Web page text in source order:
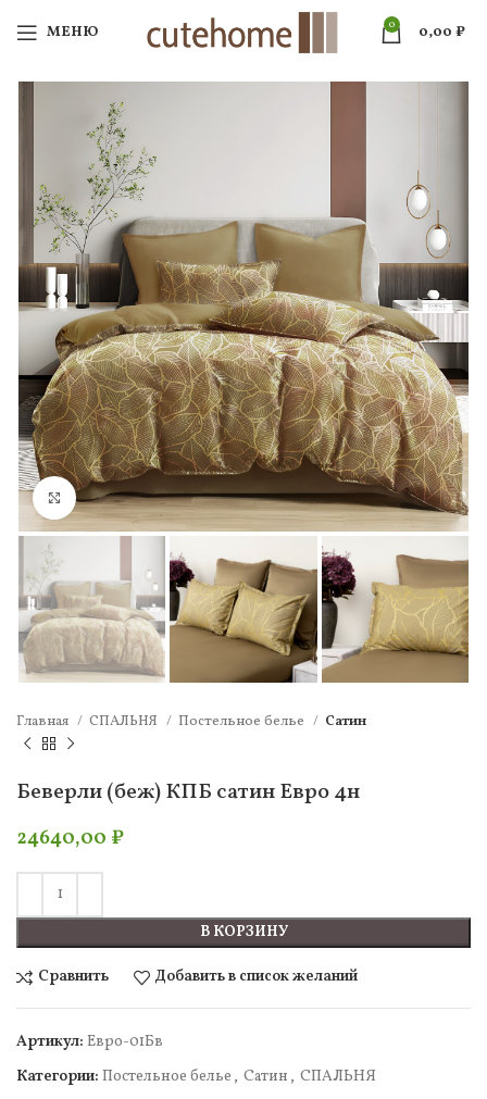
МЕНЮ 0 0,00 ₽
Нажмите, чтобы увеличить
Главная СПАЛЬНЯ Постельное белье Сатин
Беверли (беж) КПБ сатин Евро 4н
24640,00 ₽
В КОРЗИНУ
Сравнить Добавить в список желаний
Артикул: Евро-01Бв
Категории: Постельное белье , Сатин , СПАЛЬНЯ